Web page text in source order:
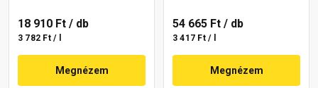
18 910 Ft / db
3 782 Ft / l
Megnézem
54 665 Ft / db
3 417 Ft / l
Megnézem